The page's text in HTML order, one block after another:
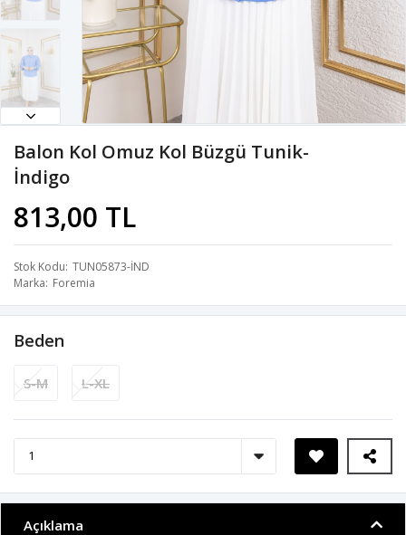
Balon Kol Omuz Kol Büzgü Tunik-
İndigo
813,00 TL
Stok Kodu TUN05873-İND
Marka Foremia
Beden
S-M L-XL
Açıklama